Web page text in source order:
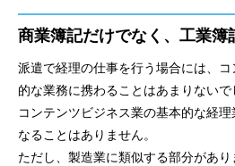
商業簿記だけでなく、工業簿
派遣で経理の仕事を行う場合には、
的な業務に携わることはあまりないで
コンテンツビジネス業の基本的な経
なることはありません。
ただし、製造業に類似する部分があ